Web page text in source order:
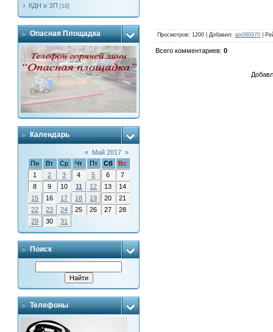
КДН и ЗП [10]
Опасная Площадка
Календарь
« Май 2017 »
Пн
Вт Ср Чт Пт Сб
Вс
1
2 3 4 5 6
7
8
9 10 11 12 13
14
15
16 17 18 19 20
21
22
23 24 25 26 27
28
29
30 31
Поиск
Телефоны
Просмотров: 1200 |Добавил:abi080970
Всего комментариев:0